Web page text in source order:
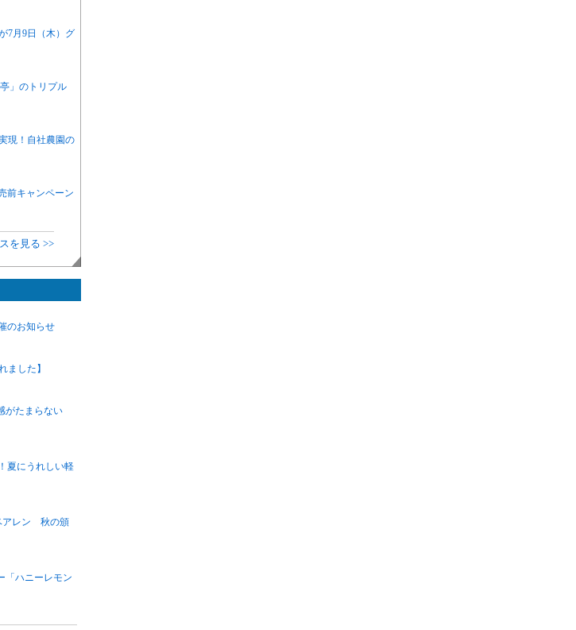
7月9日（木）グ
」のトリプル
現！自社農園の
前キャンペーン
を見る >>
のお知らせ
ました】
がたまらない
夏にうれしい軽
アレン 秋の頒
「ハニーレモン